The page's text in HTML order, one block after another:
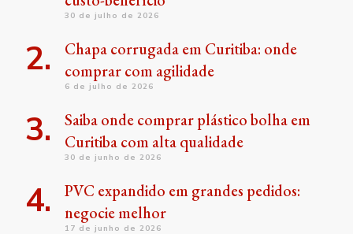
30 de julho de 2026
Chapa corrugada em Curitiba: onde
comprar com agilidade
6 de julho de 2026
Saiba onde comprar plástico bolha em
Curitiba com alta qualidade
30 de junho de 2026
PVC expandido em grandes pedidos:
negocie melhor
17 de junho de 2026